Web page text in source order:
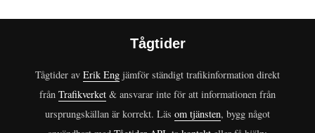
Tågtider
Tågtider av Erik Eng jämför ständigt trafikinformation direkt
från Trafikverket & ansvarar inte för att informationen från
ursprungskällan är korrekt. Läs om tjänsten, bygg något